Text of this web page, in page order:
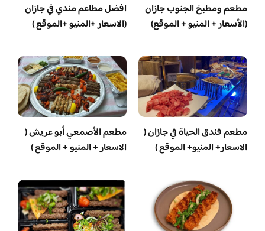
مطعم ومطبخ الجنوب جازان
(الأسعار + المنيو + الموقع)
افضل مطاعم مندي في جازان
(الاسعار +المنيو +الموقع )
مطعم فندق الحياة في جازان (
الاسعار+ المنيو+ الموقع )
مطعم الأصمعي أبو عريش (
الاسعار + المنيو + الموقع )